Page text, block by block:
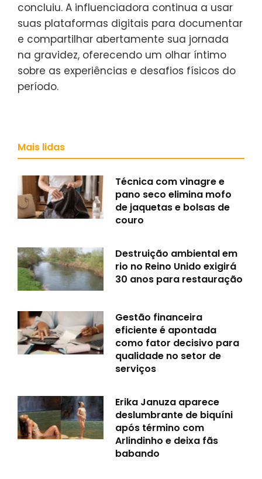
concluiu. A influenciadora continua a usar
suas plataformas digitais para documentar
e compartilhar abertamente sua jornada
na gravidez, oferecendo um olhar íntimo
sobre as experiências e desafios físicos do
período.
Mais lidas
Técnica com vinagre e
pano seco elimina mofo
de jaquetas e bolsas de
couro
Destruição ambiental em
rio no Reino Unido exigirá
30 anos para restauração
Gestão financeira
eficiente é apontada
como fator decisivo para
qualidade no setor de
serviços
Erika Januza aparece
deslumbrante de biquíni
após término com
Arlindinho e deixa fãs
babando